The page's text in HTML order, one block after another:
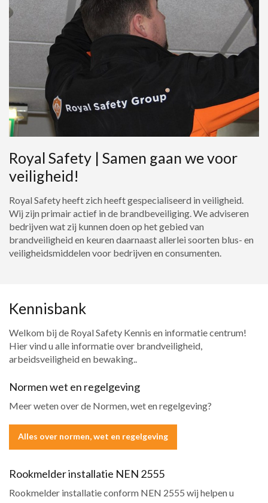
Royal Safety | Samen gaan we voor
veiligheid!
Royal Safety heeft zich heeft gespecialiseerd in veiligheid.
Wij zijn primair actief in de brandbeveiliging. We adviseren
bedrijven wat zij kunnen doen op het gebied van
brandveiligheid en keuren daarnaast allerlei soorten blus- en
veiligheidsmiddelen voor bedrijven en consumenten.
Kennisbank
Welkom bij de Royal Safety Kennis en informatie centrum!
Hier vind u alle informatie over brandveiligheid,
arbeidsveiligheid en bewaking..
Normen wet en regelgeving
Meer weten over de Normen, wet en regelgeving?
Alles over normen, wet en regelgeving
Rookmelder installatie NEN 2555
Rookmelder installatie conform NEN 2555 wij helpen u